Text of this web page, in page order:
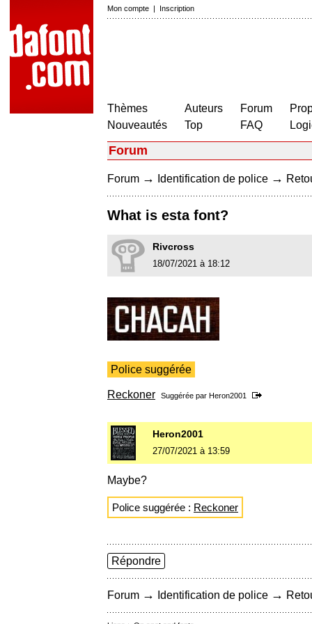
Mon compte | Inscription
Thèmes
Nouveautés
Auteurs
Top
Forum
FAQ
Forum
Forum → Identification de police →
What is esta font?
Rivcross
18/07/2021 à 18:12
Police suggérée
Reckoner Suggérée par Heron2001
Heron2001
27/07/2021 à 13:59
Maybe?
Police suggérée : Reckoner
Répondre
Forum → Identification de police →